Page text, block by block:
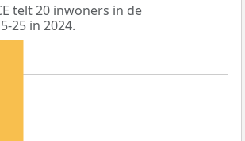
telt 20 inwoners in de
25 in 2024.